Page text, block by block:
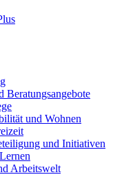
Beratungsangebote
und Wohnen
und Initiativen
Arbeitswelt